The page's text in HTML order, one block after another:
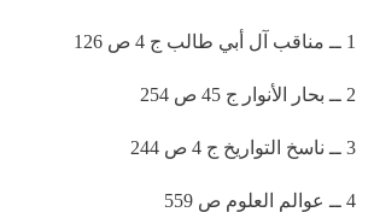
1 ــ مناقب آل أبي طالب ج 4 ص 126
2 ــ بحار الأنوار ج 45 ص 254
3 ــ ناسخ التواريخ ج 4 ص 244
4 ــ عوالم العلوم ص 559